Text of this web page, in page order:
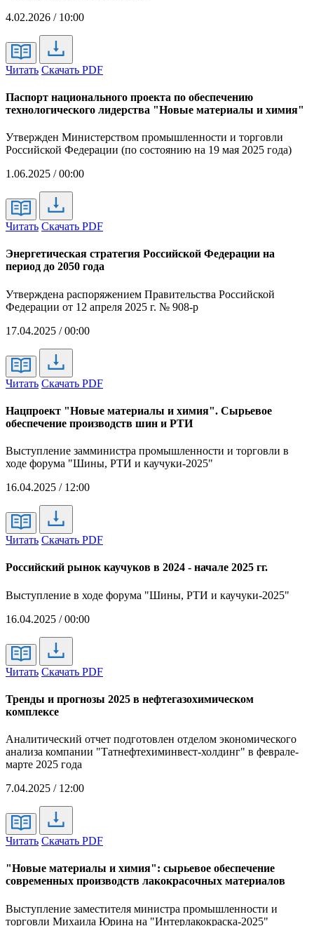
4.02.2026 / 10:00
Читать Скачать PDF
Паспорт национального проекта по обеспечению
технологического лидерства "Новые материалы и химия"
Утвержден Министерством промышленности и торговли
Российской Федерации (по состоянию на 19 мая 2025 года)
1.06.2025 / 00:00
Читать Скачать PDF
Энергетическая стратегия Российской Федерации на
период до 2050 года
Утверждена распоряжением Правительства Российской
Федерации от 12 апреля 2025 г. № 908-р
17.04.2025 / 00:00
Читать Скачать PDF
Нацпроект "Новые материалы и химия". Сырьевое
обеспечение производств шин и РТИ
Выступление замминистра промышленности и торговли в
ходе форума "Шины, РТИ и каучуки-2025"
16.04.2025 / 12:00
Читать Скачать PDF
Российский рынок каучуков в 2024 - начале 2025 гг.
Выступление в ходе форума "Шины, РТИ и каучуки-2025"
16.04.2025 / 00:00
Читать Скачать PDF
Тренды и прогнозы 2025 в нефтегазохимическом
комплексе
Аналитический отчет подготовлен отделом экономического
анализа компании "Татнефтехиминвест-холдинг" в феврале-
марте 2025 года
7.04.2025 / 12:00
Читать Скачать PDF
"Новые материалы и химия": сырьевое обеспечение
современных производств лакокрасочных материалов
Выступление заместителя министра промышленности и
торговли Михаила Юрина на "Интерлакокраска-2025"